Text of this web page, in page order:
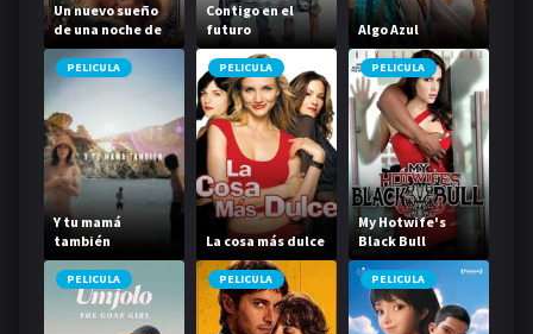
Un nuevo sueño
de una noche de
verano
Contigo en el
futuro
Algo Azul
PELICULA
Y tu mamá
también
PELICULA
La cosa más dulce
PELICULA
My Hotwife's
Black Bull
PELICULA PELICULA PELICULA